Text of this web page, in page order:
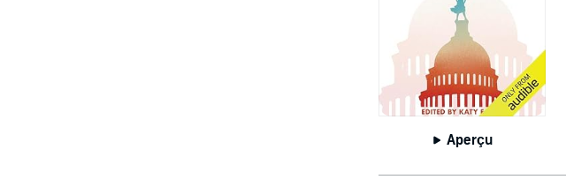
Aperçu